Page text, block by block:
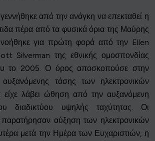
από την ανάγκη να επεκταθεί η
πέρα από τα φυσικά όρια της Μαύρης
για πρώτη φορά από την Ellen
Silverman της εθνικής ομοσπονδίας
το 2005. Ο όρος αποσκοπούσε στην
τάσης των ηλεκτρονικών
λάβει ώθηση από την αυξανόμενη
διαδικτύου υψηλής ταχύτητας. Οι
παρατήρησαν αύξηση των ηλεκτρονικών
μετά την Ημέρα των Ευχαριστιών, η